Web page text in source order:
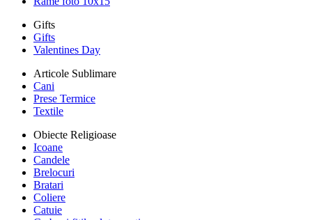
Gifts
Gifts
Valentines Day
Articole Sublimare
Cani
Prese Termice
Textile
Obiecte Religioase
Icoane
Candele
Brelocuri
Bratari
Coliere
Catuie